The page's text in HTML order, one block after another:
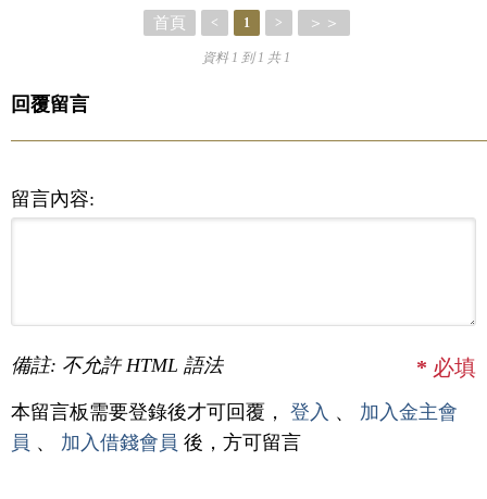
首頁 < 1 > ＞＞
資料 1 到 1 共 1
回覆留言
留言內容:
備註: 不允許 HTML 語法 * 必填
本留言板需要登錄後才可回覆， 登入 、 加入金主會
員 、 加入借錢會員 後，方可留言